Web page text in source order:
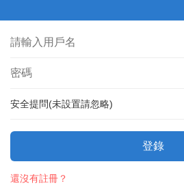
安全提問(未設置請忽略)
登錄
還沒有註冊？